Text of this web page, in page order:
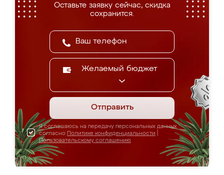
Оставьте заявку сейчас, скидка
сохранится.
Желаемый бюджет
Отправить
Я соглашаюсь на передачу персональных данных
согласно Политике конфиденциальности
Пользовательскому соглашению